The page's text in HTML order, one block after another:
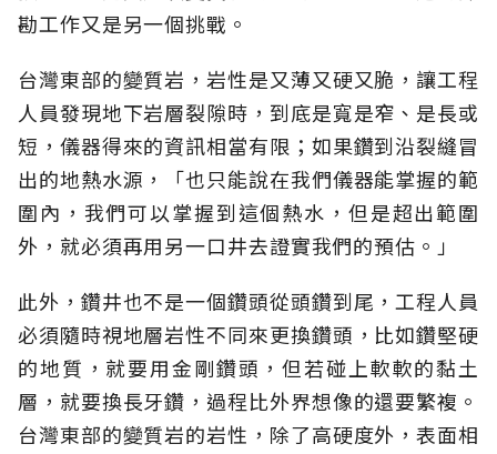
勘工作又是另一個挑戰。
台灣東部的變質岩，岩性是又薄又硬又脆，讓工程
人員發現地下岩層裂隙時，到底是寬是窄、是長或
短，儀器得來的資訊相當有限；如果鑽到沿裂縫冒
出的地熱水源，「也只能說在我們儀器能掌握的範
圍內，我們可以掌握到這個熱水，但是超出範圍
外，就必須再用另一口井去證實我們的預估。」
此外，鑽井也不是一個鑽頭從頭鑽到尾，工程人員
必須隨時視地層岩性不同來更換鑽頭，比如鑽堅硬
的地質，就要用金剛鑽頭，但若碰上軟軟的黏土
層，就要換長牙鑽，過程比外界想像的還要繁複。
台灣東部的變質岩的岩性，除了高硬度外，表面相